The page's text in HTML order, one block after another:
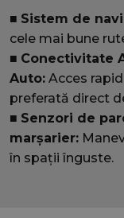
■ Sistem de
cele mai bune
■ Conectivitate
Auto:Acces
preferată direct
■ Senzori de
marșarier:
în spații înguste.